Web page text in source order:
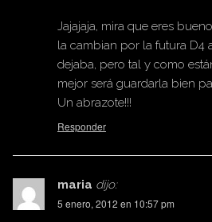
Jajajaja, mira que eres
la cambian por la futura D4
dejaba, pero tal y como
mejor será guardarla bien
Un abrazote!!!
Responder
maria dijo:
5 enero, 2012 en 10:57 pm